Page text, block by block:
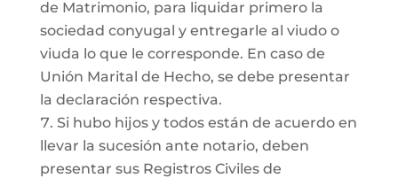
de Matrimonio, para liquidar primero la
sociedad conyugal y entregarle al viudo o
viuda lo que le corresponde. En caso de
Unión Marital de Hecho, se debe presentar
la declaración respectiva.
Si hubo hijos y todos están de acuerdo en
llevar la sucesión ante notario, deben
presentar sus Registros Civiles de